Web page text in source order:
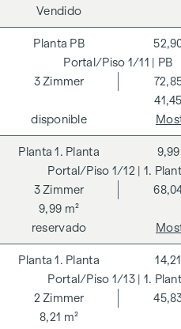
Vendido
1/11 | PB
PB
3Zimmer
disponible
1/12 | 1.
1. Planta
3Zimmer
9,99
9,99 m²
reservado
1/13 | 1.
1. Planta
2Zimmer
8,21 m²